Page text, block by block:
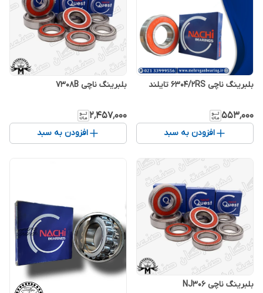
بلبرینگ‌ ناچی 6304/2RS تایلند
۵۵۳٬۰۰۰
افزودن به سبد
بلبرینگ ناچی 7308B
۲٬۴۵۷٬۰۰۰
افزودن به سبد
بلبرینگ ناچی NJ306